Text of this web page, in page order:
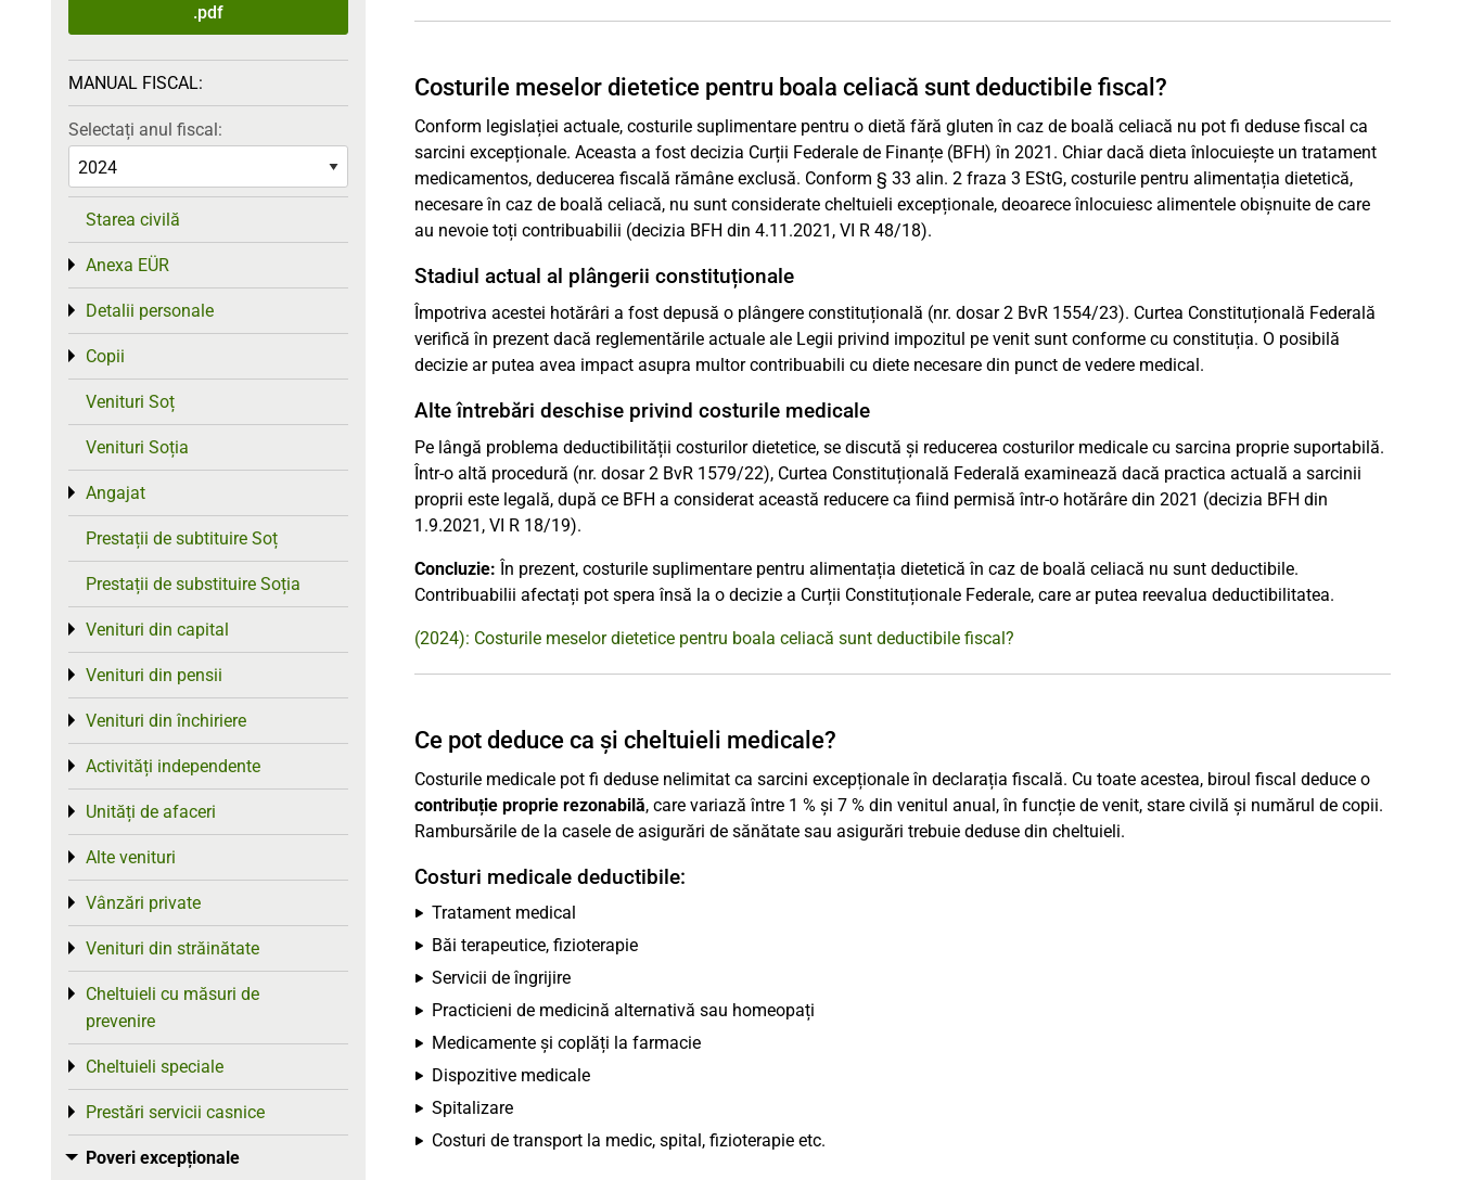
Costurile meselor dietetice pentru boala celiacă sunt deductibile fiscal?
Conform legislației actuale, costurile suplimentare pentru o dietă fără gluten în caz de boală celiacă nu pot fi deduse fiscal ca
sarcini excepționale. Aceasta a fost decizia Curții Federale de Finanțe (BFH) în 2021. Chiar dacă dieta înlocuiește un tratament
medicamentos, deducerea fiscală rămâne exclusă. Conform § 33 alin. 2 fraza 3 EStG, costurile pentru alimentația dietetică,
necesare în caz de boală celiacă, nu sunt considerate cheltuieli excepționale, deoarece înlocuiesc alimentele obișnuite de care
au nevoie toți contribuabilii (decizia BFH din 4.11.2021, VI R 48/18).
Stadiul actual al plângerii constituționale
Împotriva acestei hotărâri a fost depusă o plângere constituțională (nr. dosar 2 BvR 1554/23). Curtea Constituțională Federală
verifică în prezent dacă reglementările actuale ale Legii privind impozitul pe venit sunt conforme cu constituția. O posibilă
decizie ar putea avea impact asupra multor contribuabili cu diete necesare din punct de vedere medical.
Alte întrebări deschise privind costurile medicale
Pe lângă problema deductibilității costurilor dietetice, se discută și reducerea costurilor medicale cu sarcina proprie suportabilă.
Într-o altă procedură (nr. dosar 2 BvR 1579/22), Curtea Constituțională Federală examinează dacă practica actuală a sarcinii
proprii este legală, după ce BFH a considerat această reducere ca fiind permisă într-o hotărâre din 2021 (decizia BFH din
1.9.2021, VI R 18/19).
Concluzie: În prezent, costurile suplimentare pentru alimentația dietetică în caz de boală celiacă nu sunt deductibile.
Contribuabilii afectați pot spera însă la o decizie a Curții Constituționale Federale, care ar putea reevalua deductibilitatea.
(2024): Costurile meselor dietetice pentru boala celiacă sunt deductibile fiscal?
Ce pot deduce ca și cheltuieli medicale?
Costurile medicale pot fi deduse nelimitat ca sarcini excepționale în declarația fiscală. Cu toate acestea, biroul fiscal deduce o
contribuție proprie rezonabilă, care variază între 1 % și 7 % din venitul anual, în funcție de venit, stare civilă și numărul de copii.
Rambursările de la casele de asigurări de sănătate sau asigurări trebuie deduse din cheltuieli.
Costuri medicale deductibile:
Tratament medical
Băi terapeutice, fizioterapie
Servicii de îngrijire
Practicieni de medicină alternativă sau homeopați
Medicamente și coplăți la farmacie
Dispozitive medicale
Spitalizare
Costuri de transport la medic, spital, fizioterapie etc.
.pdf
MANUAL FISCAL:
Selectați anul fiscal:
Starea civilă
Anexa EÜR
Toggle menu
Detalii personale
Toggle menu
Copii
Toggle menu
Venituri Soț
Venituri Soția
Angajat
Toggle menu
Prestații de subtituire Soț
Prestații de substituire Soția
Venituri din capital
Toggle menu
Venituri din pensii
Toggle menu
Venituri din închiriere
Toggle menu
Activități independente
Toggle menu
Unități de afaceri
Toggle menu
Alte venituri
Toggle menu
Vânzări private
Toggle menu
Venituri din străinătate
Toggle menu
Cheltuieli cu măsuri de
prevenire
Toggle menu
Cheltuieli speciale
Toggle menu
Prestări servicii casnice
Toggle menu
Poveri excepționale
Toggle menu